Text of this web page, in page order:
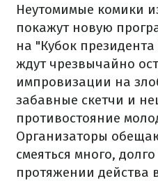
Неутомимые комики
покажут новую
на "Кубок
ждут чрезвычайно
импровизации на
забавные скетчи и
противостояние
Организаторы
смеяться много,
протяжении действа